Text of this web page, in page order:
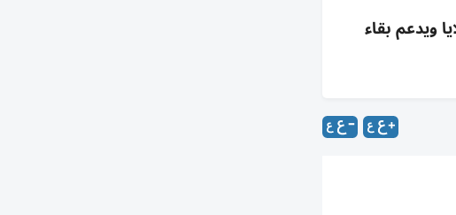
ويدعم بقاء